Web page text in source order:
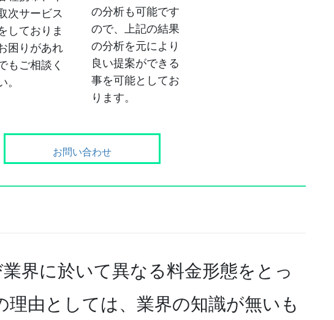
次サービス
しておりま
困りがあれ
もご相談く
。
の分析も可能です
ので、上記の結果
の分析を元により
良い提案ができる
事を可能としてお
ります。
お問い合わせ
界に於いて異なる料金形態をとっ
理由としては、業界の知識が無いも